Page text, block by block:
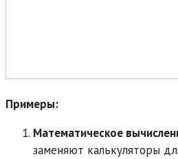
Примеры:
Математическое
заменяют калькуляторы